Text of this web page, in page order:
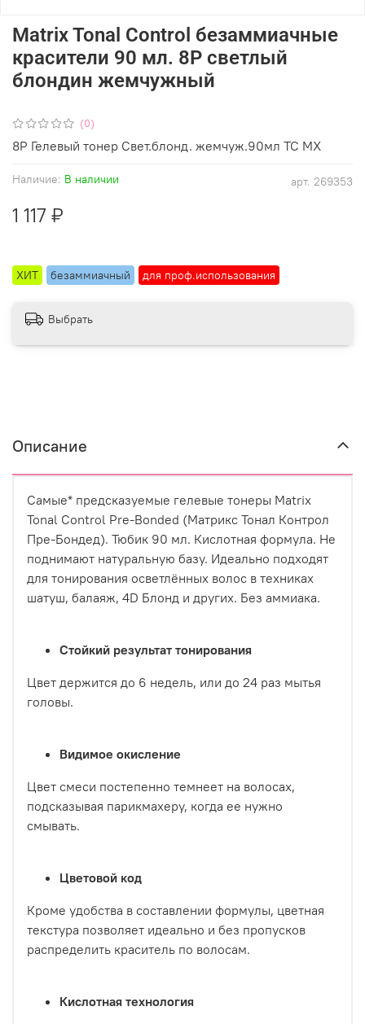
(0)
арт. 269353
Наличие: В наличии
ХИТ безаммиачный для проф.использования
Matrix Tonal Control безаммиачные
красители 90 мл. 8P светлый
блондин жемчужный
1 117 ₽
8P Гелевый тонер Свет.блонд. жемчуж.90мл TC MX
Выбрать
Описание
Самые* предсказуемые гелевые тонеры Matrix
Tonal Control Pre-Bonded (Матрикс Тонал Контрол
Пре-Бондед). Тюбик 90 мл. Кислотная формула. Не
поднимают натуральную базу. Идеально подходят
для тонирования осветлённых волос в техниках
шатуш, балаяж, 4D Блонд и других. Без аммиака.
Стойкий результат тонирования
Цвет держится до 6 недель, или до 24 раз мытья
головы.
Видимое окисление
Цвет смеси постепенно темнеет на волосах,
подсказывая парикмахеру, когда ее нужно
смывать.
Цветовой код
Кроме удобства в составлении формулы, цветная
текстура позволяет идеально и без пропусков
распределить краситель по волосам.
Кислотная технология